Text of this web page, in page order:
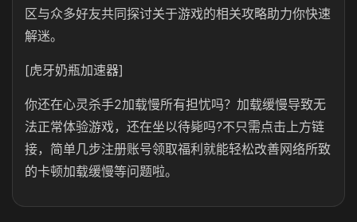
区与众多好友共同探讨关于游戏的相关攻略助力你快速
解迷。
[虎牙奶瓶加速器]
你还在心灵杀手2加载慢所有担忧吗？加载缓慢导致无
法正常体验游戏，还在坐以待毙吗?不只需点击上方链
接，简单几步注册账号领取福利就能轻松改善网络所致
的卡顿加载缓慢等问题啦。